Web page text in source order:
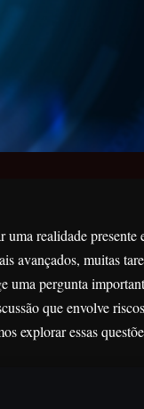
realidade presente
avançados, muitas
uma pergunta
que envolve
explorar essas